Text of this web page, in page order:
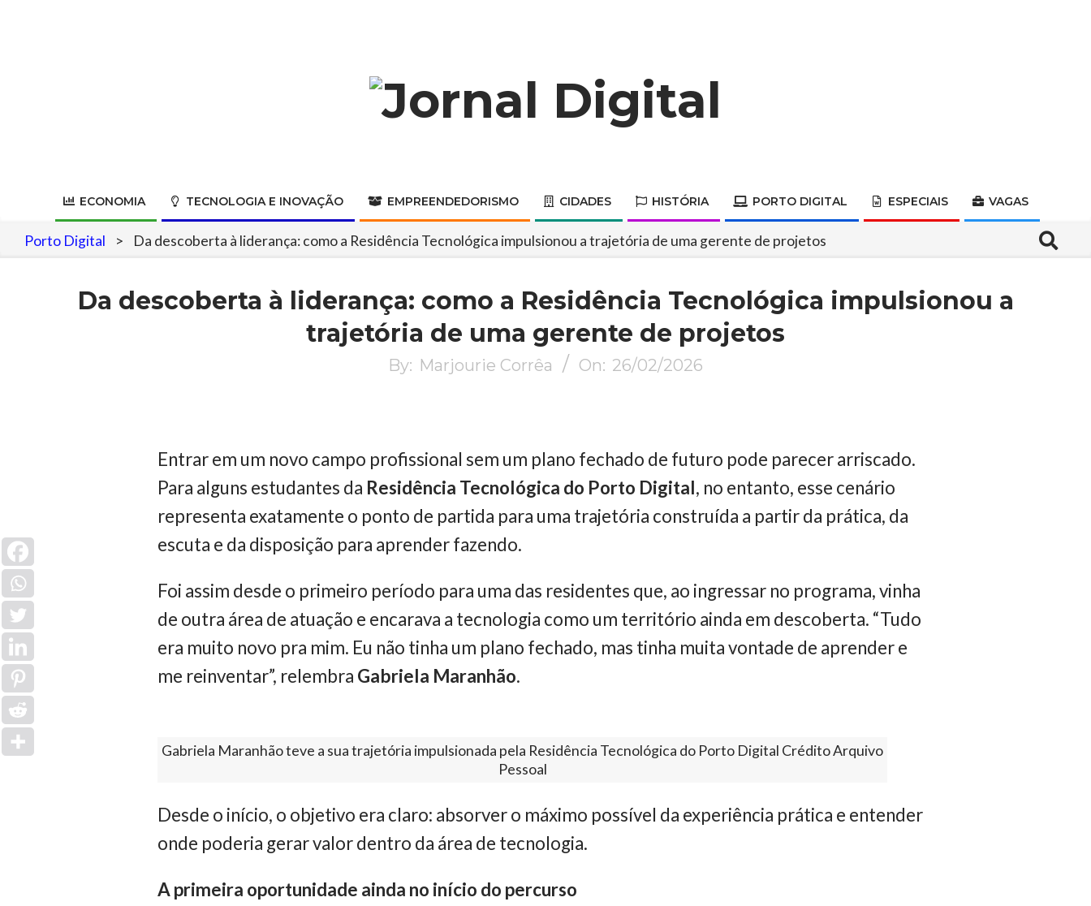
Digital
Primary
Navigation
ECONOMIA TECNOLOGIA E INOVAÇÃO EMPREENDEDORISMO CIDADES HISTÓRIA PORTO DIGITAL ESPECIAIS VAGAS
Porto Digital > Da descoberta à liderança: como a Residência Tecnológica impulsionou a trajetória de uma gerente de projetos Search
Da descoberta à liderança: como a Residência Tecnológica impulsionou a
trajetória de uma gerente de projetos
By: Marjourie Corrêa On: 26/02/2026
Entrar em um novo campo profissional sem um plano fechado de futuro pode parecer arriscado.
Para alguns estudantes da Residência Tecnológica do Porto Digital, no entanto, esse cenário
representa exatamente o ponto de partida para uma trajetória construída a partir da prática, da
escuta e da disposição para aprender fazendo.
Foi assim desde o primeiro período para uma das residentes que, ao ingressar no programa, vinha
de outra área de atuação e encarava a tecnologia como um território ainda em descoberta. “Tudo
era muito novo pra mim. Eu não tinha um plano fechado, mas tinha muita vontade de aprender e
me reinventar”, relembra Gabriela Maranhão.
Gabriela Maranhão teve a sua trajetória impulsionada pela Residência Tecnológica do Porto Digital Crédito Arquivo
Pessoal
Desde o início, o objetivo era claro: absorver o máximo possível da experiência prática e entender
onde poderia gerar valor dentro da área de tecnologia.
A primeira oportunidade ainda no início do percurso